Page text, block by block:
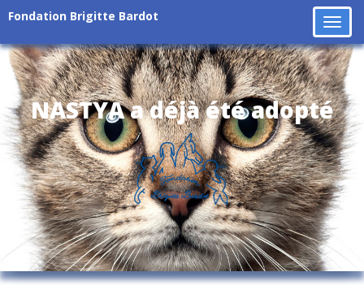
Fondation Brigitte Bardot
NASTYA a déjà été adopté